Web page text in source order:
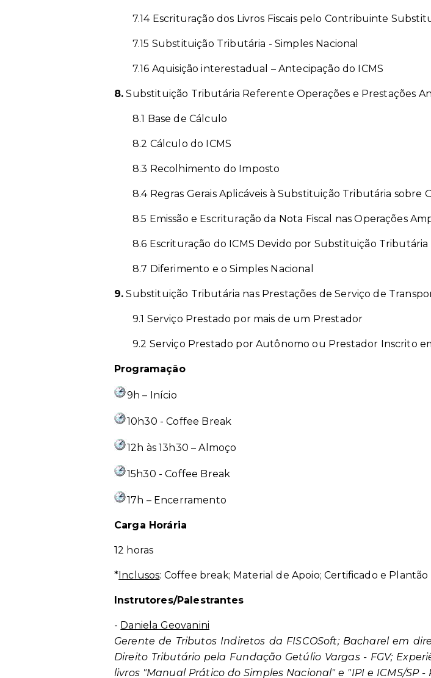
7.14 Escrituração dos Livros Fiscais pelo Contribuinte
7.15 Substituição Tributária - Simples Nacional
7.16 Aquisição interestadual – Antecipação do ICMS
8. Substituição Tributária Referente Operações e Prestações
8.1 Base de Cálculo
8.2 Cálculo do ICMS
8.3 Recolhimento do Imposto
8.4 Regras Gerais Aplicáveis à Substituição Tributária sobre
8.5 Emissão e Escrituração da Nota Fiscal nas Operações
8.6 Escrituração do ICMS Devido por Substituição Tributária
8.7 Diferimento e o Simples Nacional
9. Substituição Tributária nas Prestações de Serviço de
9.1 Serviço Prestado por mais de um Prestador
9.2 Serviço Prestado por Autônomo ou Prestador Inscrito
Programação
9h – Início
10h30 - Coffee Break
12h às 13h30 – Almoço
15h30 - Coffee Break
17h – Encerramento
Carga Horária
12 horas
*Inclusos: Coffee break; Material de Apoio; Certificado e Plantão
Instrutores/Palestrantes
- Daniela Geovanini
Gerente de Tributos Indiretos da FISCOSoft; Bacharel em
Direito Tributário pela Fundação Getúlio Vargas - FGV;
livros "Manual Prático do Simples Nacional" e "IPI e ICMS/SP